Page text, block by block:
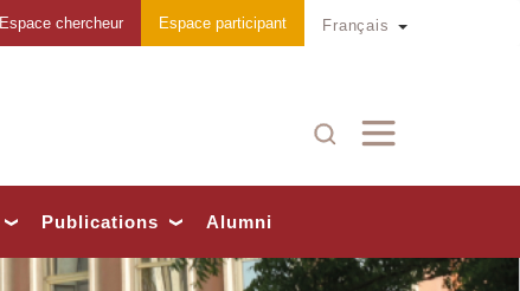
Français Toggle
Espace chercheur Espace participant
Publications Alumni